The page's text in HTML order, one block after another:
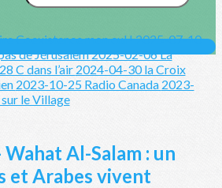
Coexistence mon cul !2025-07-10
de Jérusalem2025-02-06 La
C dans l’air 2024-04-30 la Croix
2023-10-25 Radio Canada 2023-
le Village
Al-Salam : un
et Arabes vivent